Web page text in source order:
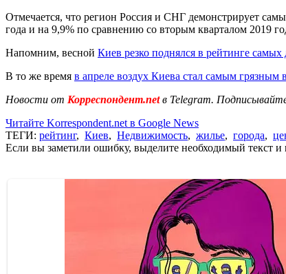
Отмечается, что регион Россия и СНГ демонстрирует
года и на 9,9% по сравнению со вторым кварталом 2019
Напомним, весной Киев резко поднялся в рейтинге самых
В то же время в апреле воздух Киева стал самым грязным
Новости от Корреспондент.netв Telegram.
Читайте Korrespondent.net в Google News
ТЕГИ: рейтинг, Киев, Недвижимость, жилье, города,
Если вы заметили ошибку, выделите необходимый текст